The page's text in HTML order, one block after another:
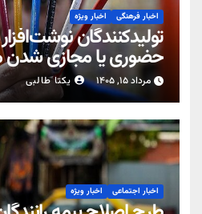
اخبار فرهنگی اخبار ویژه
تولیدکنندگان
حضوری یا مجازی
مرداد ۱۵, ۱۴۰۵ یکتا طالبی
اخبار اجتماعی اخبار ویژه